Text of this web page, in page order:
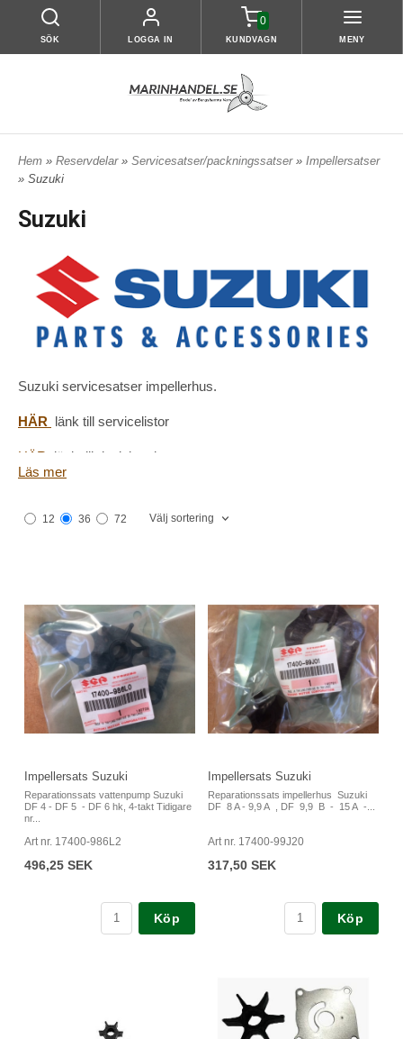
SÖK LOGGA IN
0
KUNDVAGN MENY
Hem » Reservdelar » Servicesatser/packningssatser » Impellersatser
» Suzuki
Suzuki
Suzuki servicesatser impellerhus.
HÄR länk till servicelistor
HÄR länk till rigginkatalog
Läs mer
12 36 72 Välj sortering
Impellersats Suzuki
Reparationssats vattenpump Suzuki
DF 4 - DF 5 - DF 6 hk, 4-takt Tidigare
nr...
Art nr. 17400-986L2
496,25 SEK
Köp
Impellersats Suzuki
Reparationssats impellerhus Suzuki
DF 8 A - 9,9 A , DF 9,9 B - 15 A -...
Art nr. 17400-99J20
317,50 SEK
Köp